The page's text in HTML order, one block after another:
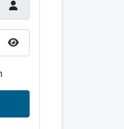
Show Password